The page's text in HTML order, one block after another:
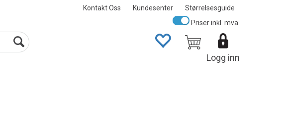
Kontakt Oss Kundesenter Størrelsesguide
Logg inn
Priser inkl. mva.